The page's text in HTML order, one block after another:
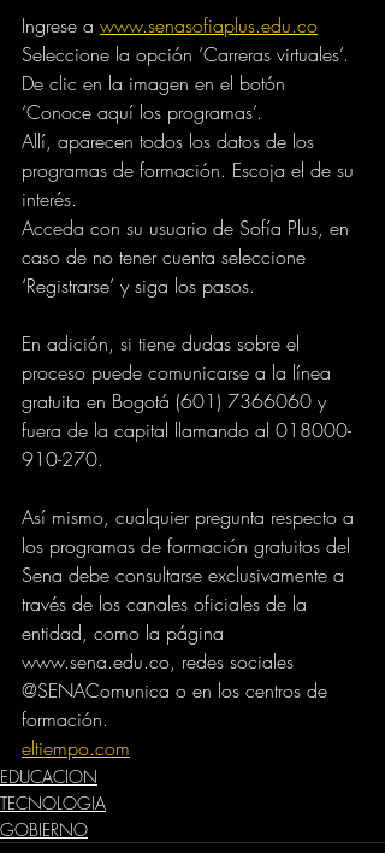
Ingrese a www.senasofiaplus.edu.co
Seleccione la opción ‘Carreras virtuales’.
De clic en la imagen en el botón
‘Conoce aquí los programas’.
Allí, aparecen todos los datos de los
programas de formación. Escoja el de su
interés.
Acceda con su usuario de Sofía Plus, en
caso de no tener cuenta seleccione
‘Registrarse’ y siga los pasos.
En adición, si tiene dudas sobre el
proceso puede comunicarse a la línea
gratuita en Bogotá (601) 7366060 y
fuera de la capital llamando al 018000-
910-270.
Así mismo, cualquier pregunta respecto a
los programas de formación gratuitos del
Sena debe consultarse exclusivamente a
través de los canales oficiales de la
entidad, como la página
www.sena.edu.co, redes sociales
@SENAComunica o en los centros de
formación.
eltiempo.com
EDUCACION
TECNOLOGIA
GOBIERNO